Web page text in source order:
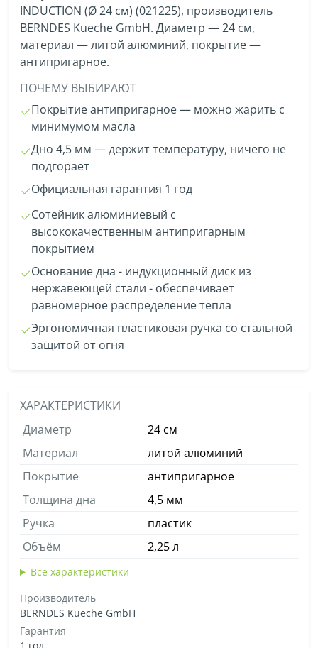
INDUCTION (Ø 24 см) (021225), производитель
BERNDES Kueche GmbH. Диаметр — 24 см,
материал — литой алюминий, покрытие —
антипригарное.
ПОЧЕМУ ВЫБИРАЮТ
Покрытие антипригарное — можно жарить с
минимумом масла
Дно 4,5 мм — держит температуру, ничего не
подгорает
Официальная гарантия 1 год
Сотейник алюминиевый с
высококачественным антипригарным
покрытием
Основание дна - индукционный диск из
нержавеющей стали - обеспечивает
равномерное распределение тепла
Эргономичная пластиковая ручка со стальной
защитой от огня
ХАРАКТЕРИСТИКИ
Диаметр
24 см
Материал
литой алюминий
Покрытие
антипригарное
Толщина дна
4,5 мм
Ручка
пластик
Объём
2,25 л
Все характеристики
Производитель
BERNDES Kueche GmbH
Гарантия